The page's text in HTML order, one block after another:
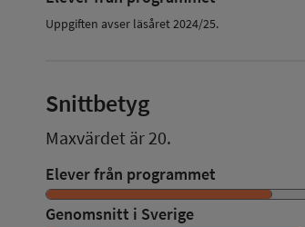
Uppgiften avser läsåret 2024/25.
Snittbetyg
Maxvärdet är 20.
Elever från programmet
Genomsnitt i Sverige